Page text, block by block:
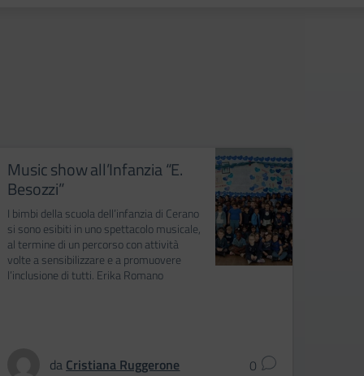
Music show all’Infanzia “E.
Besozzi”
I bimbi della scuola dell’infanzia di Cerano
si sono esibiti in uno spettacolo musicale,
al termine di un percorso con attività
volte a sensibilizzare e a promuovere
l’inclusione di tutti. Erika Romano
da Cristiana Ruggerone 0